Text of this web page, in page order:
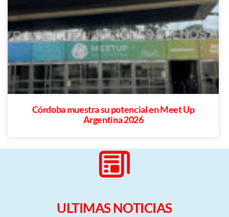
Córdoba muestra su potencial en Meet Up
Argentina 2026
ULTIMAS NOTICIAS